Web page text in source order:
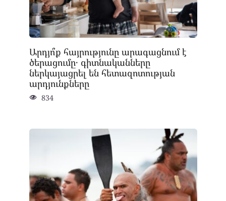
Արդյո՞ք հայրությունը արագացնում է
ծերացումը․ գիտնականները
ներկայացրել են հետազոտության
արդյունքները
834